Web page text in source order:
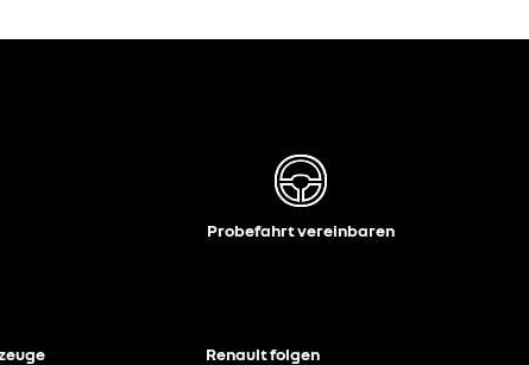
Probefahrt vereinbaren
Renault folgen